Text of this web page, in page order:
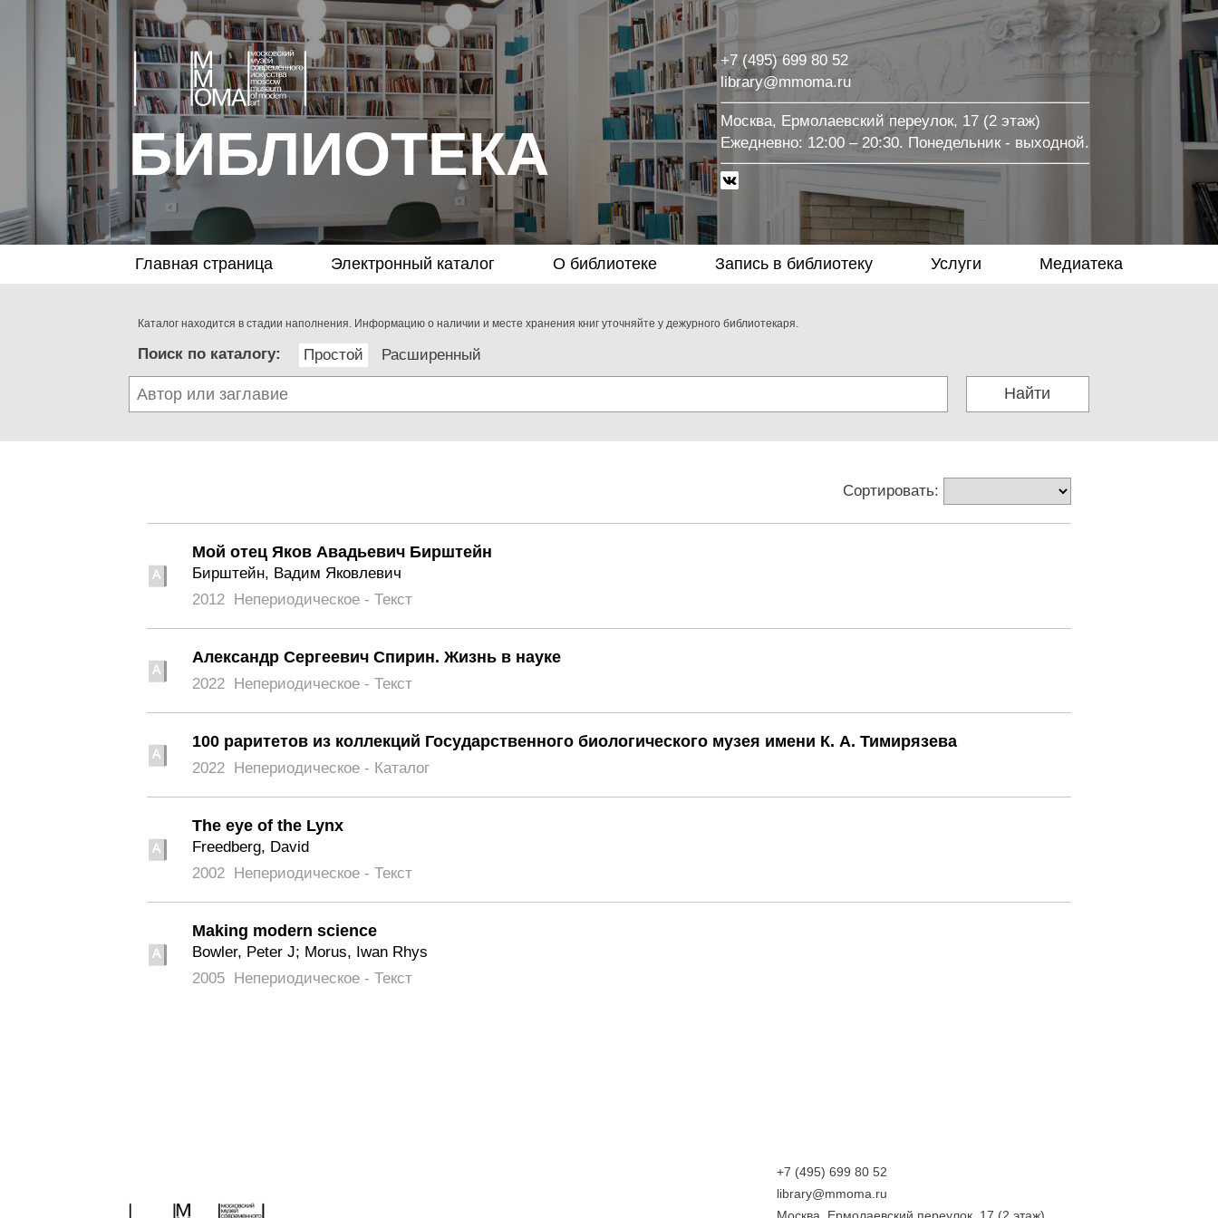
БИБЛИОТЕКА
+7 (495) 699 80 52
library@mmoma.ru
Москва, Ермолаевский переулок, 17 (2 этаж)
Eжедневно: 12:00 – 20:30. Понедельник - выходной.
Главная страница Электронный каталог О библиотеке Запись в библиотеку Услуги Медиатека
Каталог находится в стадии наполнения. Информацию о наличии и месте хранения книг уточняйте у дежурного библиотекаря.
Поиск по каталогу: Простой Расширенный
Найти
Сортировать:
Мой отец Яков Авадьевич Бирштейн
Бирштейн, Вадим Яковлевич
2012 Непериодическое - Текст
Александр Сергеевич Спирин. Жизнь в науке
2022 Непериодическое - Текст
100 раритетов из коллекций Государственного биологического музея имени К. А. Тимирязева
2022 Непериодическое - Каталог
The eye of the Lynx
Freedberg, David
2002 Непериодическое - Текст
Making modern science
Bowler, Peter J; Morus, Iwan Rhys
2005 Непериодическое - Текст
+7 (495) 699 80 52
library@mmoma.ru